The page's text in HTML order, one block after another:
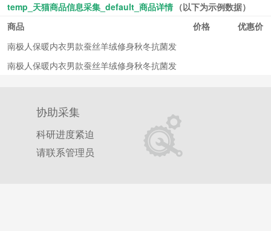
temp_天猫商品信息采集_default_商品详情 （以下为示例数据）
商品
价格
优惠价
南极人保暖内衣男款蚕丝羊绒修身秋冬抗菌发
热男士秋衣秋裤套装女
南极人保暖内衣男款蚕丝羊绒修身秋冬抗菌发
协助采集
科研进度紧迫
请联系管理员